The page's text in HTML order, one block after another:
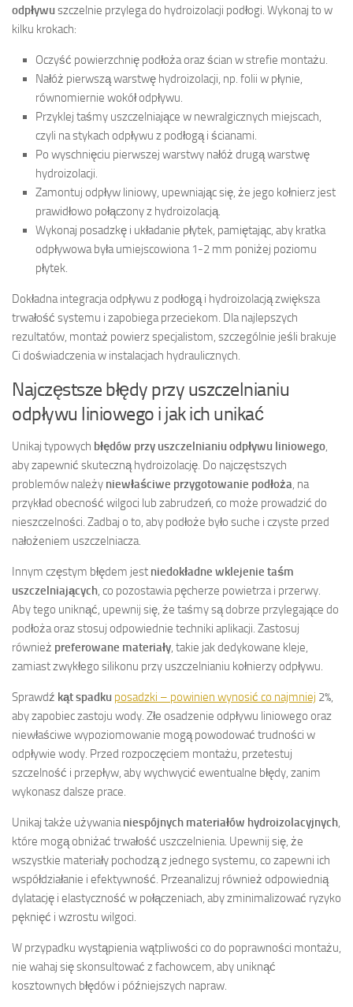
odpływuszczelnie przylega do hydroizolacji podłogi. Wykonaj to w
kilku krokach:
Oczyść powierzchnię podłoża oraz ścian w strefie montażu.
Nałóż pierwszą warstwę hydroizolacji, np. folii w płynie,
równomiernie wokół odpływu.
Przyklej taśmy uszczelniające w newralgicznych miejscach,
czyli na stykach odpływu z podłogą i ścianami.
Po wyschnięciu pierwszej warstwy nałóż drugą warstwę
hydroizolacji.
Zamontuj odpływ liniowy, upewniając się, że jego kołnierz jest
prawidłowo połączony z hydroizolacją.
Wykonaj posadzkę i układanie płytek, pamiętając, aby kratka
odpływowa była umiejscowiona 1-2 mm poniżej poziomu
płytek.
Dokładna integracja odpływu z podłogą i hydroizolacją zwiększa
trwałość systemu i zapobiega przeciekom. Dla najlepszych
rezultatów, montaż powierz specjalistom, szczególnie jeśli brakuje
Ci doświadczenia w instalacjach hydraulicznych.
Najczęstsze błędy przy uszczelnianiu
odpływu liniowego i jak ich unikać
Unikaj typowych błędów przy uszczelnianiu odpływu liniowego,
aby zapewnić skuteczną hydroizolację. Do najczęstszych
problemów należy niewłaściwe przygotowanie podłoża, na
przykład obecność wilgoci lub zabrudzeń, co może prowadzić do
nieszczelności. Zadbaj o to, aby podłoże było suche i czyste przed
nałożeniem uszczelniacza.
Innym częstym błędem jest niedokładne wklejenie taśm
uszczelniających, co pozostawia pęcherze powietrza i przerwy.
Aby tego uniknąć, upewnij się, że taśmy są dobrze przylegające do
podłoża oraz stosuj odpowiednie techniki aplikacji. Zastosuj
również preferowane materiały, takie jak dedykowane kleje,
zamiast zwykłego silikonu przy uszczelnianiu kołnierzy odpływu.
Sprawdź kąt spadku posadzki – powinien wynosić co najmniej 2%,
aby zapobiec zastoju wody. Złe osadzenie odpływu liniowego oraz
niewłaściwe wypoziomowanie mogą powodować trudności w
odpływie wody. Przed rozpoczęciem montażu, przetestuj
szczelność i przepływ, aby wychwycić ewentualne błędy, zanim
wykonasz dalsze prace.
Unikaj także używanianiespójnych materiałów hydroizolacyjnych,
które mogą obniżać trwałość uszczelnienia. Upewnij się, że
wszystkie materiały pochodzą z jednego systemu, co zapewni ich
współdziałanie i efektywność. Przeanalizuj również odpowiednią
dylatację i elastyczność w połączeniach, aby zminimalizować ryzyko
pęknięć i wzrostu wilgoci.
W przypadku wystąpienia wątpliwości co do poprawności montażu,
nie wahaj się skonsultować z fachowcem, aby uniknąć
kosztownych błędów i późniejszych napraw.